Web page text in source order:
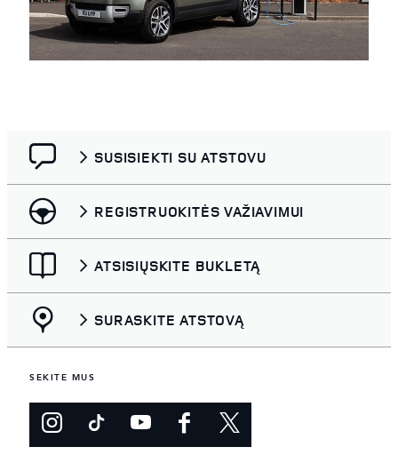
SUSISIEKTI SU ATSTOVU
REGISTRUOKITĖS VAŽIAVIMUI
ATSISIŲSKITE BUKLETĄ
SURASKITE ATSTOVĄ
SEKITE MUS